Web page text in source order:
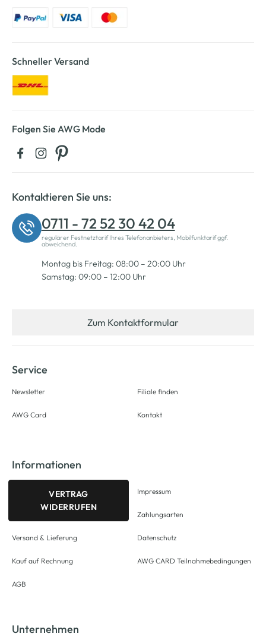
Schneller Versand
Folgen Sie AWG Mode
Kontaktieren Sie uns:
0711 - 72 52 30 42 04
regulärer Festnetztarif Ihres Telefonanbieters, Mobilfunktarif ggf.
abweichend.
Montag bis Freitag: 08:00 – 20:00 Uhr
Samstag: 09:00 – 12:00 Uhr
Zum Kontaktformular
Service
Newsletter
AWG Card
Filiale finden
Kontakt
Informationen
VERTRAG
WIDERRUFEN
Versand & Lieferung
Kauf auf Rechnung
AGB
Impressum
Zahlungsarten
Datenschutz
AWG CARD Teilnahmebedingungen
Unternehmen